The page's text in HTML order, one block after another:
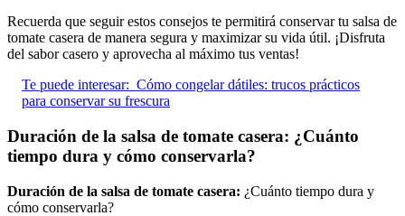
Recuerda que seguir estos consejos te permitirá conservar tu salsa de
tomate casera de manera segura y maximizar su vida útil. ¡Disfruta
del sabor casero y aprovecha al máximo tus ventas!
Te puede interesar: Cómo congelar dátiles: trucos prácticos
para conservar su frescura
Duración de la salsa de tomate casera: ¿Cuánto
tiempo dura y cómo conservarla?
Duración de la salsa de tomate casera: ¿Cuánto tiempo dura y
cómo conservarla?